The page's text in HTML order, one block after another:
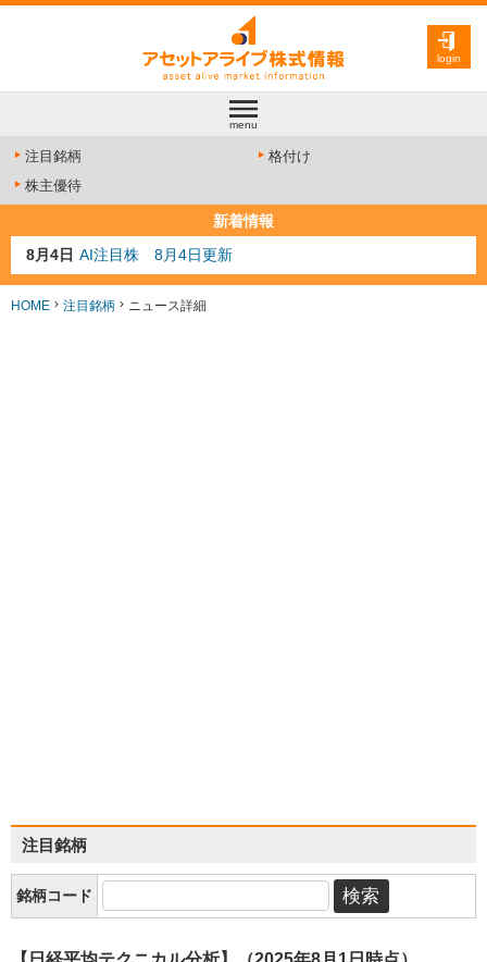
login
menu
注目銘柄
格付け
株主優待
新着情報
8月4日 AI注目株 8月4日更新
8月3日 人気業種注目株 8月3日更新
8月2日 金融注目株 8月2日更新
HOME 注目銘柄 ニュース詳細
注目銘柄
銘柄コード